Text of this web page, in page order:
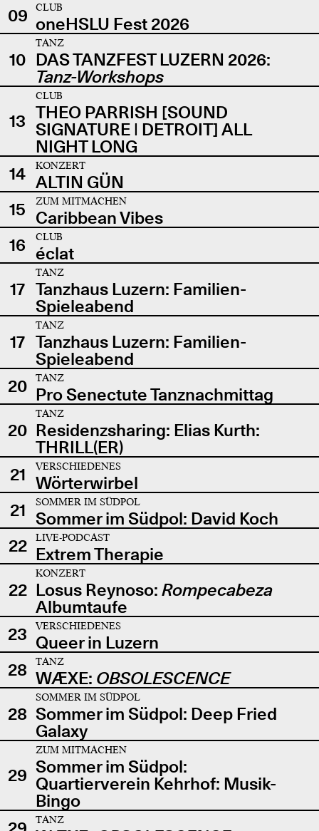
09
CLUB
oneHSLU Fest 2026
10
TANZ
DAS TANZFEST LUZERN 2026:
Tanz-Workshops
13
CLUB
THEO PARRISH [SOUND
SIGNATURE | DETROIT] ALL
NIGHT LONG
14
KONZERT
ALTIN GÜN
15
ZUM MITMACHEN
Caribbean Vibes
16
CLUB
éclat
17
TANZ
Tanzhaus Luzern: Familien-
Spieleabend
17
TANZ
Tanzhaus Luzern: Familien-
Spieleabend
20
TANZ
Pro Senectute Tanznachmittag
20
TANZ
Residenzsharing: Elias Kurth:
THRILL(ER)
21
VERSCHIEDENES
Wörterwirbel
21
SOMMER IM SÜDPOL
Sommer im Südpol: David Koch
22
LIVE-PODCAST
Extrem Therapie
22
KONZERT
Losus Reynoso: Rompecabeza
Albumtaufe
23
VERSCHIEDENES
Queer in Luzern
28
TANZ
WÆXE: OBSOLESCENCE
28
SOMMER IM SÜDPOL
Sommer im Südpol: Deep Fried
Galaxy
29
ZUM MITMACHEN
Sommer im Südpol:
Quartierverein Kehrhof: Musik-
Bingo
TANZ